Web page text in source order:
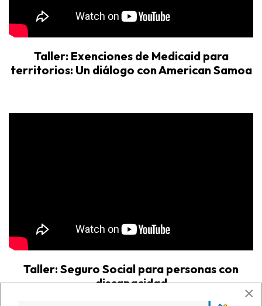
Taller: Exenciones de Medicaid para
territorios: Un diálogo con American Samoa
Taller: Seguro Social para personas con
discapacidad
×